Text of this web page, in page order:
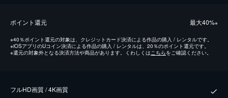
ポイント還元 最⼤40%※
※40％ポイント還元の対象は、クレジットカード決済による作品の購入 / レンタルです。
※iOSアプリのUコイン決済による作品の購入 / レンタルは、20％のポイント還元です。
※還元の対象外となる決済方法や商品があります。くわしくは こちらをご確認ください。
フルHD画質 / 4K画質